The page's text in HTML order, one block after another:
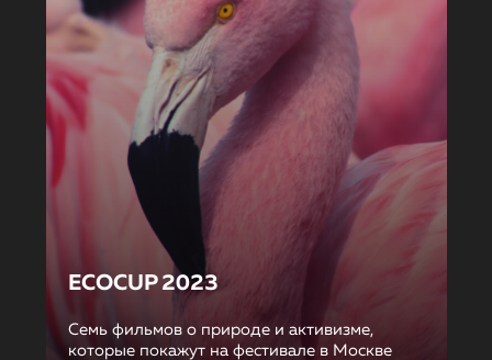
ECOCUP 2023
Семь фильмов о природе и активизме,
которые покажут на фестивале в Москве